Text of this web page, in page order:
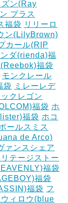
ズン(Ray
プラス
福袋 リリーロ
ン(LilyBrown)
カール(RIP
ンダ(rienda)福
福袋
モンクレール
袋
ミレーレデ
クレゴン
福袋 ホ
福袋 ホコ
ールスミス
de Arco)
ァンスシェア
テージストー
福袋
福袋
福袋 フ
ィロウ(blue